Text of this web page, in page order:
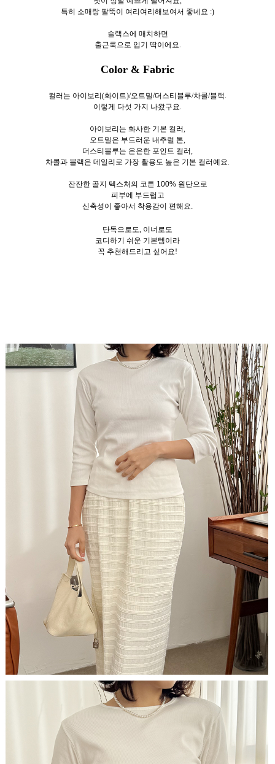
특히 소매랑 팔뚝이 여리여리해보여서 좋네요 :)
슬랙스에 매치하면
출근룩으로 입기 딱이에요.
Color & Fabric
컬러는 아이보리(화이트)/오트밀/더스티블루/차콜/블랙.
이렇게 다섯 가지 나왔구요.
아이보리는 화사한 기본 컬러,
오트밀은 부드러운 내추럴 톤,
더스티블루는 은은한 포인트 컬러,
차콜과 블랙은 데일리로 가장 활용도 높은 기본 컬러예요.
잔잔한 골지 텍스처의 코튼 100% 원단으로
피부에 부드럽고
신축성이 좋아서 착용감이 편해요.
단독으로도, 이너로도
코디하기 쉬운 기본템이라
꼭 추천해드리고 싶어요!